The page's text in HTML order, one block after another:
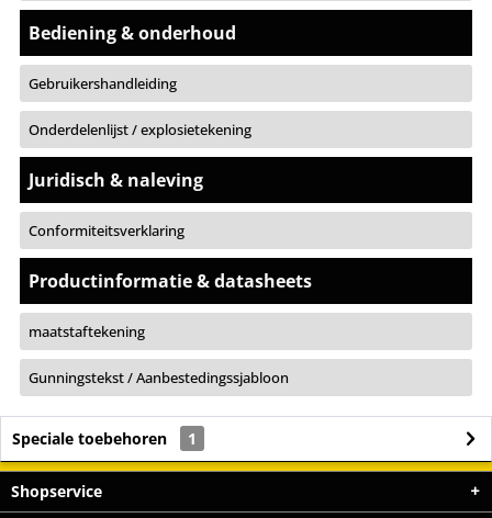
Bediening & onderhoud
Gebruikershandleiding
Onderdelenlijst / explosietekening
Juridisch & naleving
Conformiteitsverklaring
Productinformatie & datasheets
maatstaftekening
Gunningstekst / Aanbestedingssjabloon
Speciale toebehoren 1
Shopservice